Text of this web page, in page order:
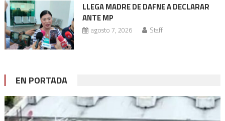
LLEGA MADRE DE DAFNE A DECLARAR
ANTE MP
agosto 7, 2026 Staff
EN PORTADA